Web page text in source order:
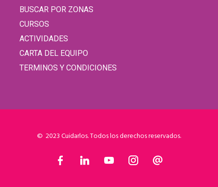
BUSCAR POR ZONAS
CURSOS
ACTIVIDADES
CARTA DEL EQUIPO
TERMINOS Y CONDICIONES
© 2023 Cuidarlos. Todos los derechos reservados.